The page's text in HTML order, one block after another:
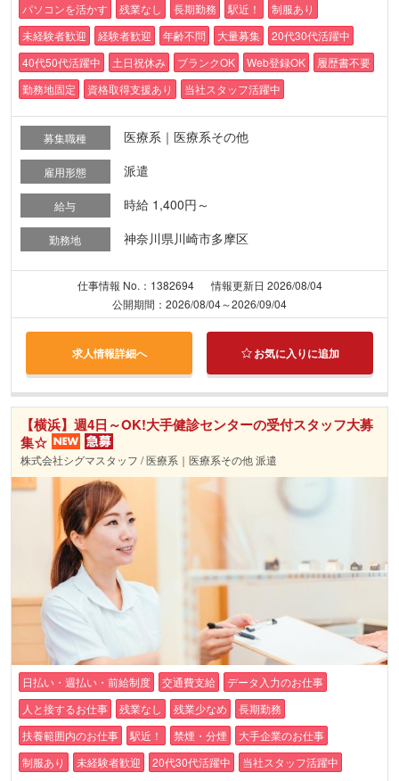
パソコンを活かす
残業なし 長期勤務 駅近！
制服あり
未経験者歓迎
経験者歓迎 年齢不問 大量募集
20代30代活躍中
40代50代活躍中
土日祝休み ブランクOK Web登録OK
履歴書不要
勤務地固定
資格取得支援あり 当社スタッフ活躍中
募集職種 医療系｜医療系その他
雇用形態 派遣
給与 時給 1,400円～
勤務地 神奈川県川崎市多摩区
仕事情報 No.：1382694
情報更新日 2026/08/04
公開期間：2026/08/04～2026/09/04
求人情報詳細へ お気に入りに追加
【横浜】週4日～OK!大手健診センターの受付スタッフ大募
集☆
株式会社シグマスタッフ / 医療系｜医療系その他 派遣
日払い・週払い・前給制度 交通費支給
データ入力のお仕事
人と接するお仕事
残業なし 残業少なめ
長期勤務
扶養範囲内のお仕事
駅近！ 禁煙・分煙
大手企業のお仕事
制服あり
未経験者歓迎 20代30代活躍中 当社スタッフ活躍中